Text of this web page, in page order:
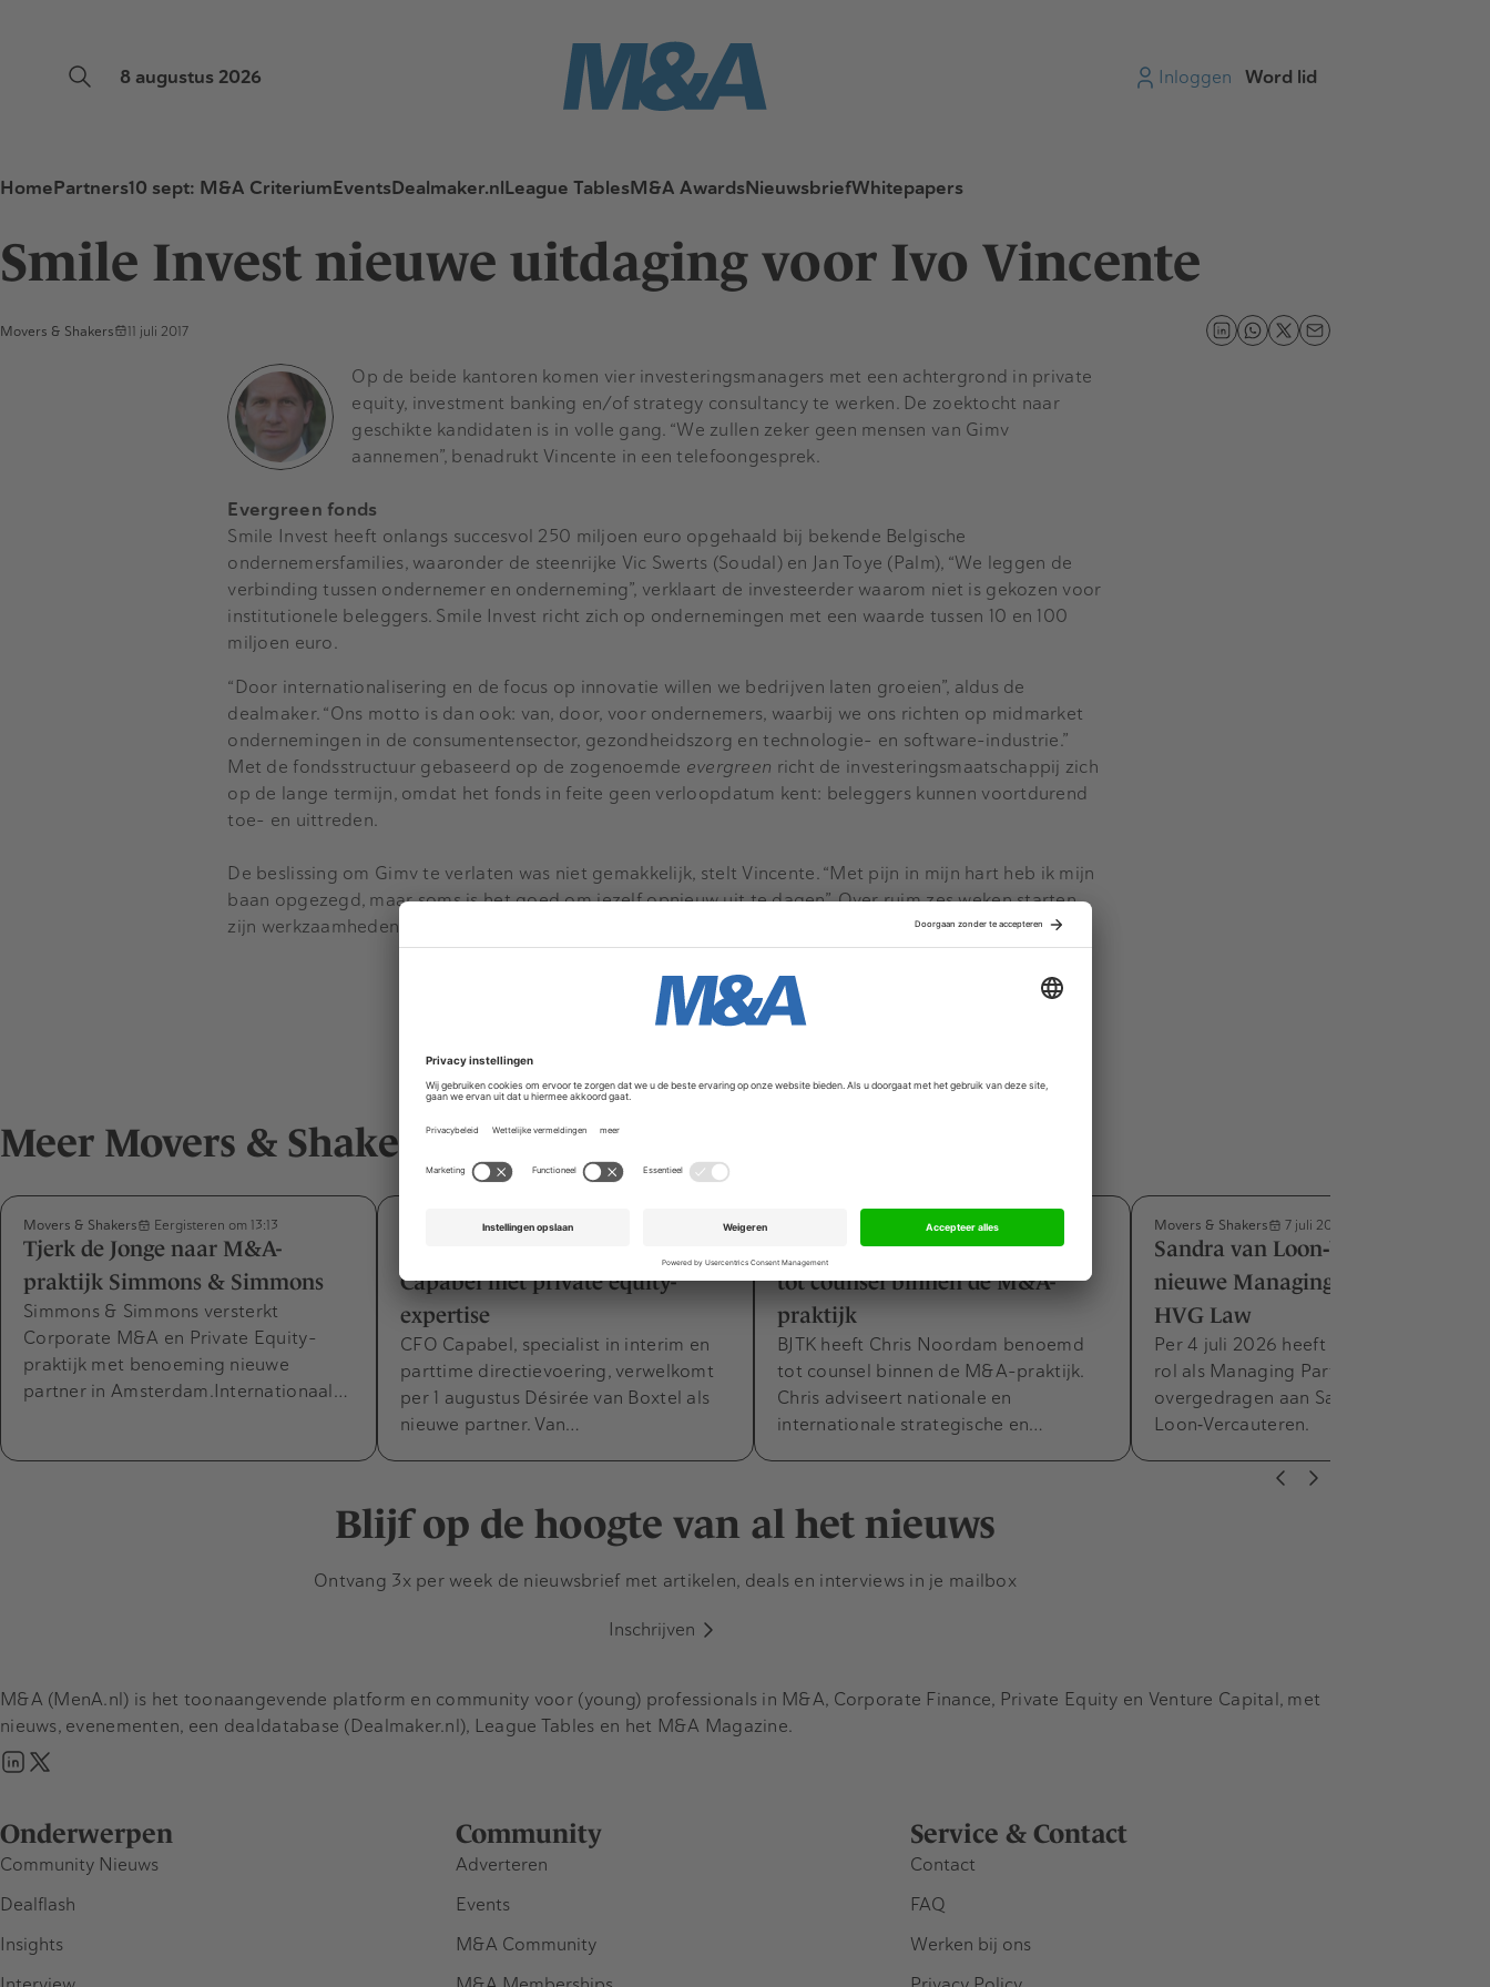
8 augustus 2026 Inloggen Word lid
HomePartners10 sept: M&A CriteriumEventsDealmaker.nlLeague TablesM&A AwardsNieuwsbriefWhitepapers
Smile Invest nieuwe uitdaging voor Ivo Vincente
Movers & Shakers 11 juli 2017
Op de beide kantoren komen vier investeringsmanagers met een achtergrond in private
equity, investment banking en/of strategy consultancy te werken. De zoektocht naar
geschikte kandidaten is in volle gang. “We zullen zeker geen mensen van Gimv
aannemen”, benadrukt Vincente in een telefoongesprek.
Evergreen fonds
Smile Invest heeft onlangs succesvol 250 miljoen euro opgehaald bij bekende Belgische
ondernemersfamilies, waaronder de steenrijke Vic Swerts (Soudal) en Jan Toye (Palm), “We leggen de
verbinding tussen ondernemer en onderneming”, verklaart de investeerder waarom niet is gekozen voor
institutionele beleggers. Smile Invest richt zich op ondernemingen met een waarde tussen 10 en 100
miljoen euro.
“Door internationalisering en de focus op innovatie willen we bedrijven laten groeien”, aldus de
dealmaker. “Ons motto is dan ook: van, door, voor ondernemers, waarbij we ons richten op midmarket
ondernemingen in de consumentensector, gezondheidszorg en technologie- en software-industrie.”
Met de fondsstructuur gebaseerd op de zogenoemde evergreen richt de investeringsmaatschappij zich
op de lange termijn, omdat het fonds in feite geen verloopdatum kent: beleggers kunnen voortdurend
toe- en uittreden.
De beslissing om Gimv te verlaten was niet gemakkelijk, stelt Vincente. “Met pijn in mijn hart heb ik mijn
baan opgezegd, maar soms is het goed om jezelf opnieuw uit te dagen”. Over ruim zes weken starten
zijn werkzaamheden officieel. Intussen geniet Vincente nog van zijn welverdiende vakantie.
Meer Movers & Shakers
Movers & Shakers Eergisteren om 13:13
Tjerk de Jonge naar M&A-
praktijk Simmons & Simmons
Simmons & Simmons versterkt
Corporate M&A en Private Equity-
praktijk met benoeming nieuwe
partner in Amsterdam.Internationaal…
Movers & Shakers 4 augustus 2026
Capabel met private equity-
expertise
CFO Capabel, specialist in interim en
parttime directievoering, verwelkomt
per 1 augustus Désirée van Boxtel als
nieuwe partner. Van…
7 juli 2026
BJTK: Chris Noordam benoemd
tot counsel binnen de M&A-
praktijk
BJTK heeft Chris Noordam benoemd
tot counsel binnen de M&A-praktijk.
Chris adviseert nationale en
internationale strategische en…
Movers & Shakers 7 juli 2026
Sandra van Loon‑Vercauteren
nieuwe Managing Partner bij
HVG Law
Per 4 juli 2026 heeft Frank Zandee zijn
rol als Managing Partner van HVG Law
overgedragen aan Sandra van
Loon‑Vercauteren.
Blijf op de hoogte van al het nieuws
Ontvang 3x per week de nieuwsbrief met artikelen, deals en interviews in je mailbox
Inschrijven
Onderwerpen
Community Nieuws
Dealflash
Insights
Community
Adverteren
Events
M&A Community
Service & Contact
Contact
FAQ
Werken bij ons
M&A (MenA.nl) is het toonaangevende platform en community voor (young) professionals in M&A, Corporate Finance, Private Equity en Venture Capital, met
nieuws, evenementen, een dealdatabase (Dealmaker.nl), League Tables en het M&A Magazine.